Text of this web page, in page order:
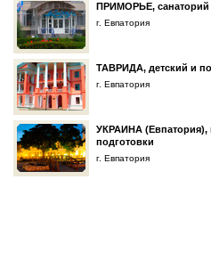
ПРИМОРЬЕ, санаторий
г. Евпатория
ТАВРИДА, детский и
г. Евпатория
УКРАИНА (Евпатория),
подготовки
г. Евпатория